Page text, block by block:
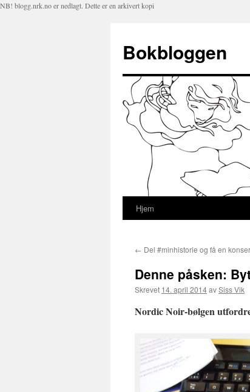
NB! blogg.nrk.no er nedlagt. Dette er en arkivert kopi
Bokbloggen
Hopp
innhold
Hjem
← Del #minhistorie og få en
Denne påsken:
Skrevet 14. april 2014avSiss Vik
Nordic Noir-bølgen